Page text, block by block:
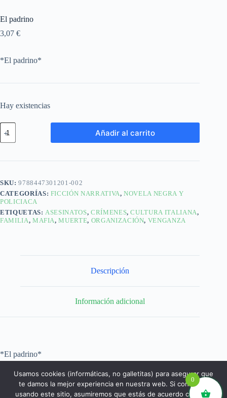
El padrino
3,07 €
*El padrino*
Hay existencias
Añadir al carrito
SKU:9788447301201-002
CATEGORÍAS: FICCIÓN NARRATIVA,NOVELA NEGRA Y
POLICIACA
ETIQUETAS:ASESINATOS, CRÍMENES,CULTURA ITALIANA,
FAMILIA, MAFIA,MUERTE, ORGANIZACIÓN, VENGANZA
Descripción
Información adicional
*El padrino*
0
Usamos cookies (informáticas, no galletitas) para asegurar que
te damos la mejor experiencia en nuestra web. Si continúas
usando este sitio, asumiremos que estás de acuerdo con ello.